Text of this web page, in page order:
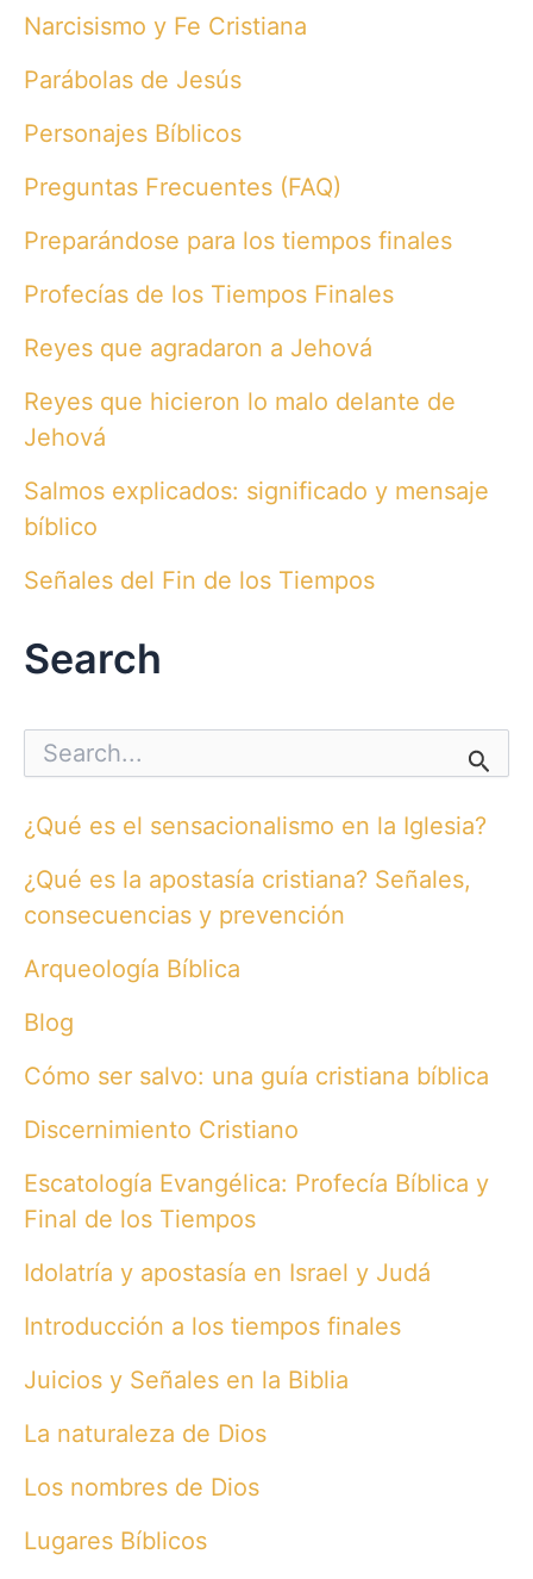
Narcisismo y Fe Cristiana
Parábolas de Jesús
Personajes Bíblicos
Preguntas Frecuentes (FAQ)
Preparándose para los tiempos finales
Profecías de los Tiempos Finales
Reyes que agradaron a Jehová
Reyes que hicieron lo malo delante de
Jehová
Salmos explicados: significado y mensaje
bíblico
Señales del Fin de los Tiempos
Search
c
f
o
r
¿Qué es el sensacionalismo en la Iglesia?
¿Qué es la apostasía cristiana? Señales,
consecuencias y prevención
Arqueología Bíblica
Blog
Cómo ser salvo: una guía cristiana bíblica
Discernimiento Cristiano
Escatología Evangélica: Profecía Bíblica y
Final de los Tiempos
Idolatría y apostasía en Israel y Judá
Introducción a los tiempos finales
Juicios y Señales en la Biblia
La naturaleza de Dios
Los nombres de Dios
Lugares Bíblicos